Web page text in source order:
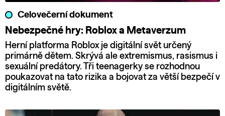
Celovečerní dokument
Nebezpečné hry: Roblox a Metaverzum
Herní platforma Roblox je digitální svět určený
primárně dětem. Skrývá ale extremismus, rasismus i
sexuální predátory. Tři teenagerky se rozhodnou
poukazovat na tato rizika a bojovat za větší bezpečí v
digitálním světě.